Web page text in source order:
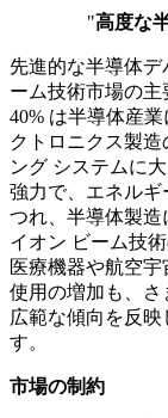
"高度な
先進的な半導体
ーム技術市場の
40% は半導体産
クトロニクス製
ング システムに
強力で、エネルギ
つれ、半導体製造
イオン ビーム技
医療機器や航空
使用の増加も、
広範な傾向を反
す。
市場の制約